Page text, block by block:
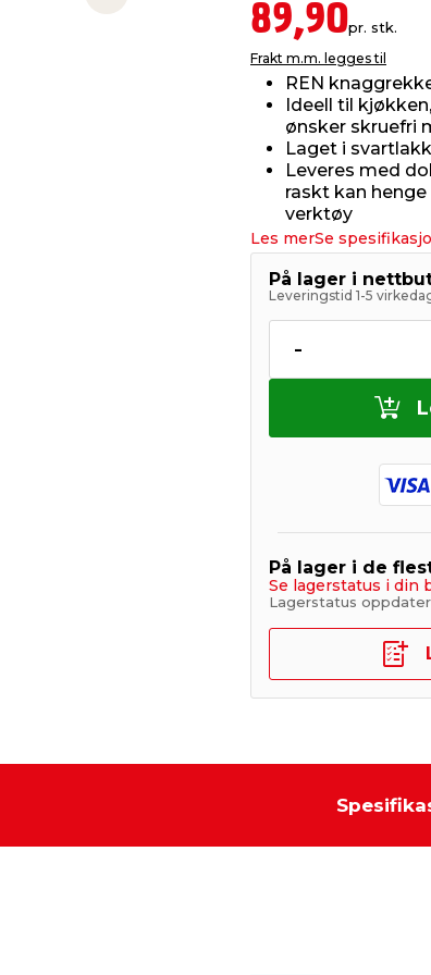
Next slide 89,90pr. stk.
Frakt m.m. legges til
REN
Ideell til
ønsker skruefri
Laget i
Leveres med
raskt kan
verktøy
Les merSe
På lager i
Leveringstid 1-5
-
På lager i de
Se lagerstatus i din
Lagerstatus